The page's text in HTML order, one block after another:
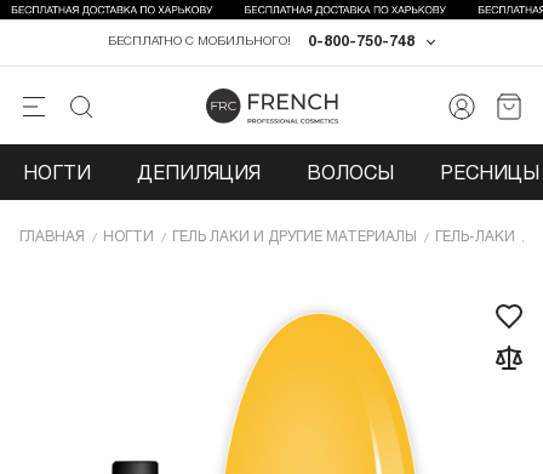
0-800-750-748
БЕСПЛАТНО С МОБИЛЬНОГО!
НОГТИ ДЕПИЛЯЦИЯ ВОЛОСЫ РЕСНИЦЫ
ГЛАВНАЯ НОГТИ ГЕЛЬ ЛАКИ И ДРУГИЕ МАТЕРИАЛЫ ГЕЛЬ-ЛАКИ